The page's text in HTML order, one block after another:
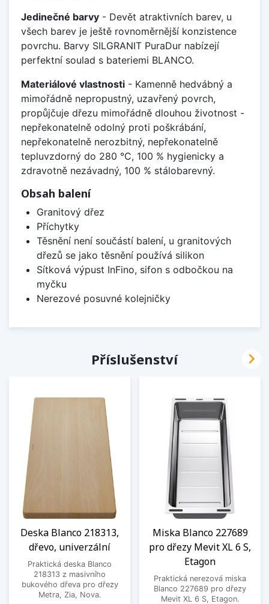
Jedinečné barvy - Devět atraktivních barev, u
všech barev je ještě rovnoměrnější konzistence
povrchu. Barvy SILGRANIT PuraDur nabízejí
perfektní soulad s bateriemi BLANCO.
Materiálové vlastnosti - Kamenně hedvábný a
mimořádně nepropustný, uzavřený povrch,
propůjčuje dřezu mimořádně dlouhou životnost -
nepřekonatelně odolný proti poškrábání,
nepřekonatelně nerozbitný, nepřekonatelně
tepluvzdorný do 280 °C, 100 % hygienicky a
zdravotně nezávadný, 100 % stálobarevný.
Obsah balení
Granitový dřez
Příchytky
Těsnění není součástí balení, u granitových
dřezů se jako těsnění používá silikon
Sítková výpust InFino, sifon s odbočkou na
myčku
Nerezové posuvné kolejničky
Příslušenství
Deska Blanco 218313,
dřevo, univerzální
Praktická deska Blanco
218313 z masivního
bukového dřeva pro dřezy
Metra, Zia, Nova.
Miska Blanco 227689
pro dřezy Mevit XL 6 S,
Etagon
Praktická nerezová miska
Blanco 227689 pro dřezy
Mevit XL 6 S, Etagon.
